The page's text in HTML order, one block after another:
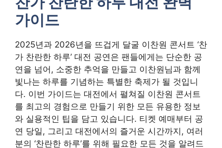
가이드
2025년과 2026년을 뜨겁게 달굴 이찬원 콘서트 ‘찬
가 찬란한 하루’ 대전 공연은 팬들에게는 단순한 공
연을 넘어, 소중한 추억을 만들고 이찬원님과 함께
빛나는 하루를 기념하는 특별한 축제가 될 것입니
다. 이번 가이드는 대전에서 펼쳐질 이찬원 콘서트
를 최고의 경험으로 만들기 위한 모든 유용한 정보
와 실용적인 팁을 담고 있습니다. 티켓 예매부터 공
연 당일, 그리고 대전에서의 즐거운 시간까지, 여러
분의 ‘찬란한 하루’를 위해 필요한 모든 것을 알려드